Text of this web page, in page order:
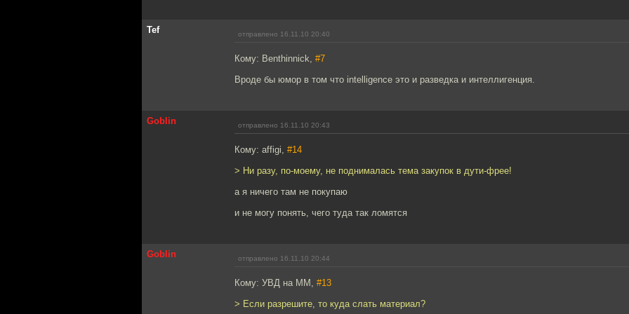
Tef отправлено 16.11.10 20:40
Кому: Benthinnick, #7
Вроде бы юмор в том что intelligence это и разведка и интеллигенция.
Goblin отправлено 16.11.10 20:43
Кому: affigi, #14
> Ни разу, по-моему, не поднималась тема закупок в дути-фрее!
а я ничего там не покупаю
и не могу понять, чего туда так ломятся
Goblin отправлено 16.11.10 20:44
Кому: УВД на ММ, #13
> Если разрешите, то куда слать материал?